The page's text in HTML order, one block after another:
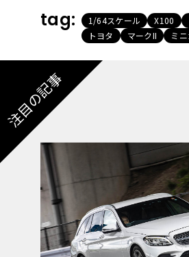
tag: 1/64スケール X100
トヨタ
マークII ミ
注目の記事